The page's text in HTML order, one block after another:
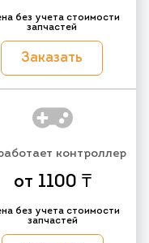
без учета стоимости
запчастей
Заказать
контроллер
от 1100 ₸
без учета стоимости
запчастей